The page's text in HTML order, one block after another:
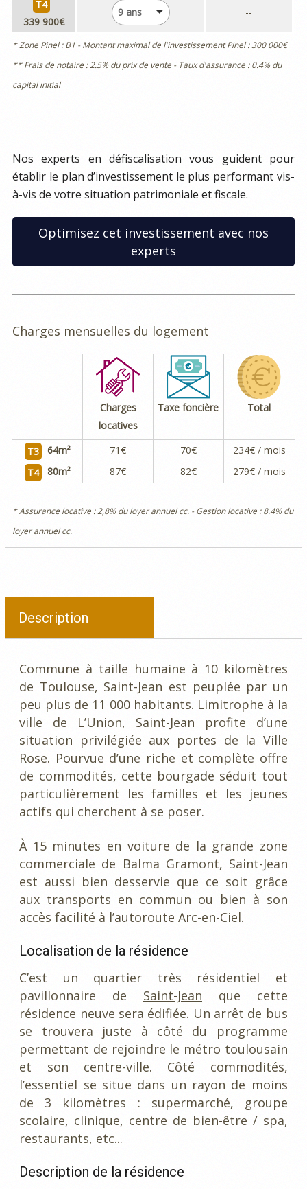
T4
339 900€
9 ans --
* Zone Pinel : B1 - Montant maximal de l'investissement Pinel : 300 000€
** Frais de notaire : 2.5% du prix de vente - Taux d'assurance : 0.4% du
capital initial
Nos experts en défiscalisation vous guident pour
établir le plan d’investissement le plus performant vis-
à-vis de votre situation patrimoniale et fiscale.
Optimisez cet investissement avec nos
experts
Charges mensuelles du logement
Charges
locatives
Taxe foncière Total
T3 64m² 71€ 70€
234€ / mois
T4
80m² 87€ 82€ 279€ / mois
* Assurance locative : 2,8% du loyer annuel cc. - Gestion locative : 8.4% du
loyer annuel cc.
Description
Commune à taille humaine à 10 kilomètres
de Toulouse, Saint-Jean est peuplée par un
peu plus de 11 000 habitants. Limitrophe à la
ville de L’Union, Saint-Jean profite d’une
situation privilégiée aux portes de la Ville
Rose. Pourvue d’une riche et complète offre
de commodités, cette bourgade séduit tout
particulièrement les familles et les jeunes
actifs qui cherchent à se poser.
À 15 minutes en voiture de la grande zone
commerciale de Balma Gramont, Saint-Jean
est aussi bien desservie que ce soit grâce
aux transports en commun ou bien à son
accès facilité à l’autoroute Arc-en-Ciel.
Localisation de la résidence
C’est un quartier très résidentiel et
pavillonnaire de Saint-Jean que cette
résidence neuve sera édifiée. Un arrêt de bus
se trouvera juste à côté du programme
permettant de rejoindre le métro toulousain
et son centre-ville. Côté commodités,
l’essentiel se situe dans un rayon de moins
de 3 kilomètres : supermarché, groupe
scolaire, clinique, centre de bien-être / spa,
restaurants, etc...
Description de la résidence